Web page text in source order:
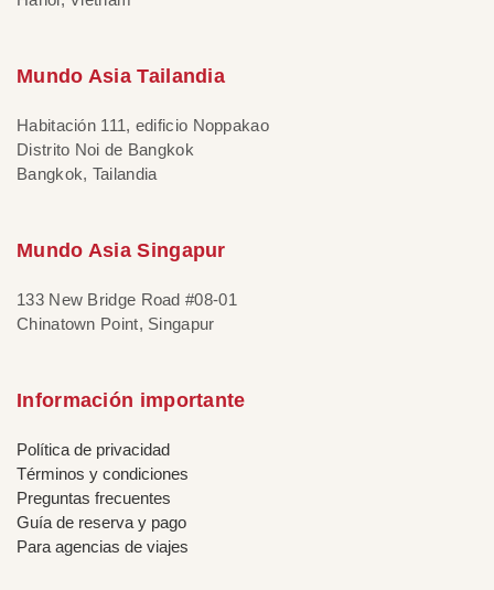
Mundo Asia Tailandia
Habitación 111, edificio Noppakao
Distrito Noi de Bangkok
Bangkok, Tailandia
Mundo Asia Singapur
133 New Bridge Road #08-01
Chinatown Point, Singapur
Información importante
Política de privacidad
Términos y condiciones
Preguntas frecuentes
Guía de reserva y pago
Para agencias de viajes